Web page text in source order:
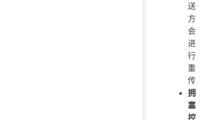
送
方
会
进
行
重
传
拥
塞
控